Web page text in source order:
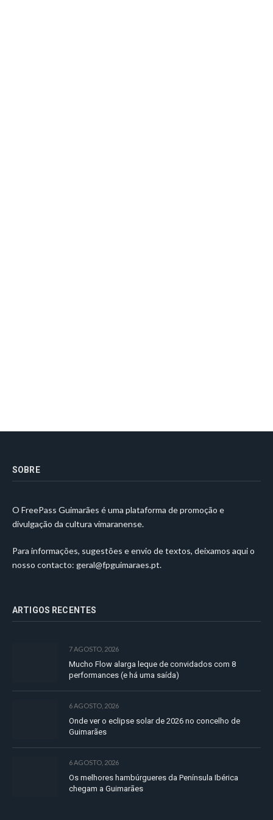
SOBRE
O FreePass Guimarães é uma plataforma de promoção e
divulgação da cultura vimaranense.
Para informações, sugestões e envio de textos, deixamos aqui o
nosso contacto: geral@fpguimaraes.pt.
ARTIGOS RECENTES
7 AGOSTO, 2026
Mucho Flow alarga leque de convidados com 8
performances (e há uma saída)
6 AGOSTO, 2026
Onde ver o eclipse solar de 2026 no concelho de
Guimarães
6 AGOSTO, 2026
Os melhores hambúrgueres da Península Ibérica
chegam a Guimarães